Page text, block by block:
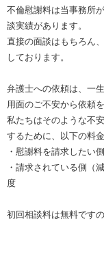
不倫慰謝料は当事務所
談実績があります。
直接の面談はもちろん
しております。
弁護士への依頼は、一
用面のご不安から依頼
私たちはそのような不
するために、以下の料
・慰謝料を請求したい
・請求されている側（
度
初回相談料は無料です